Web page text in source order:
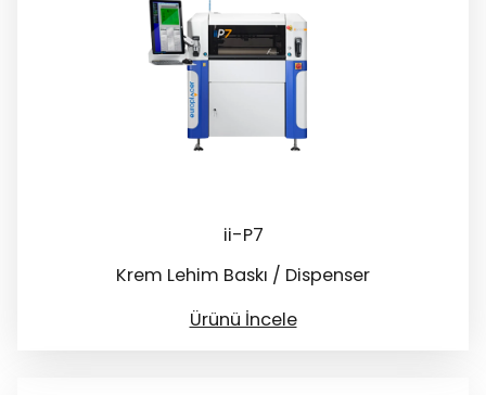
ii-P7
Krem Lehim Baskı / Dispenser
Ürünü İncele